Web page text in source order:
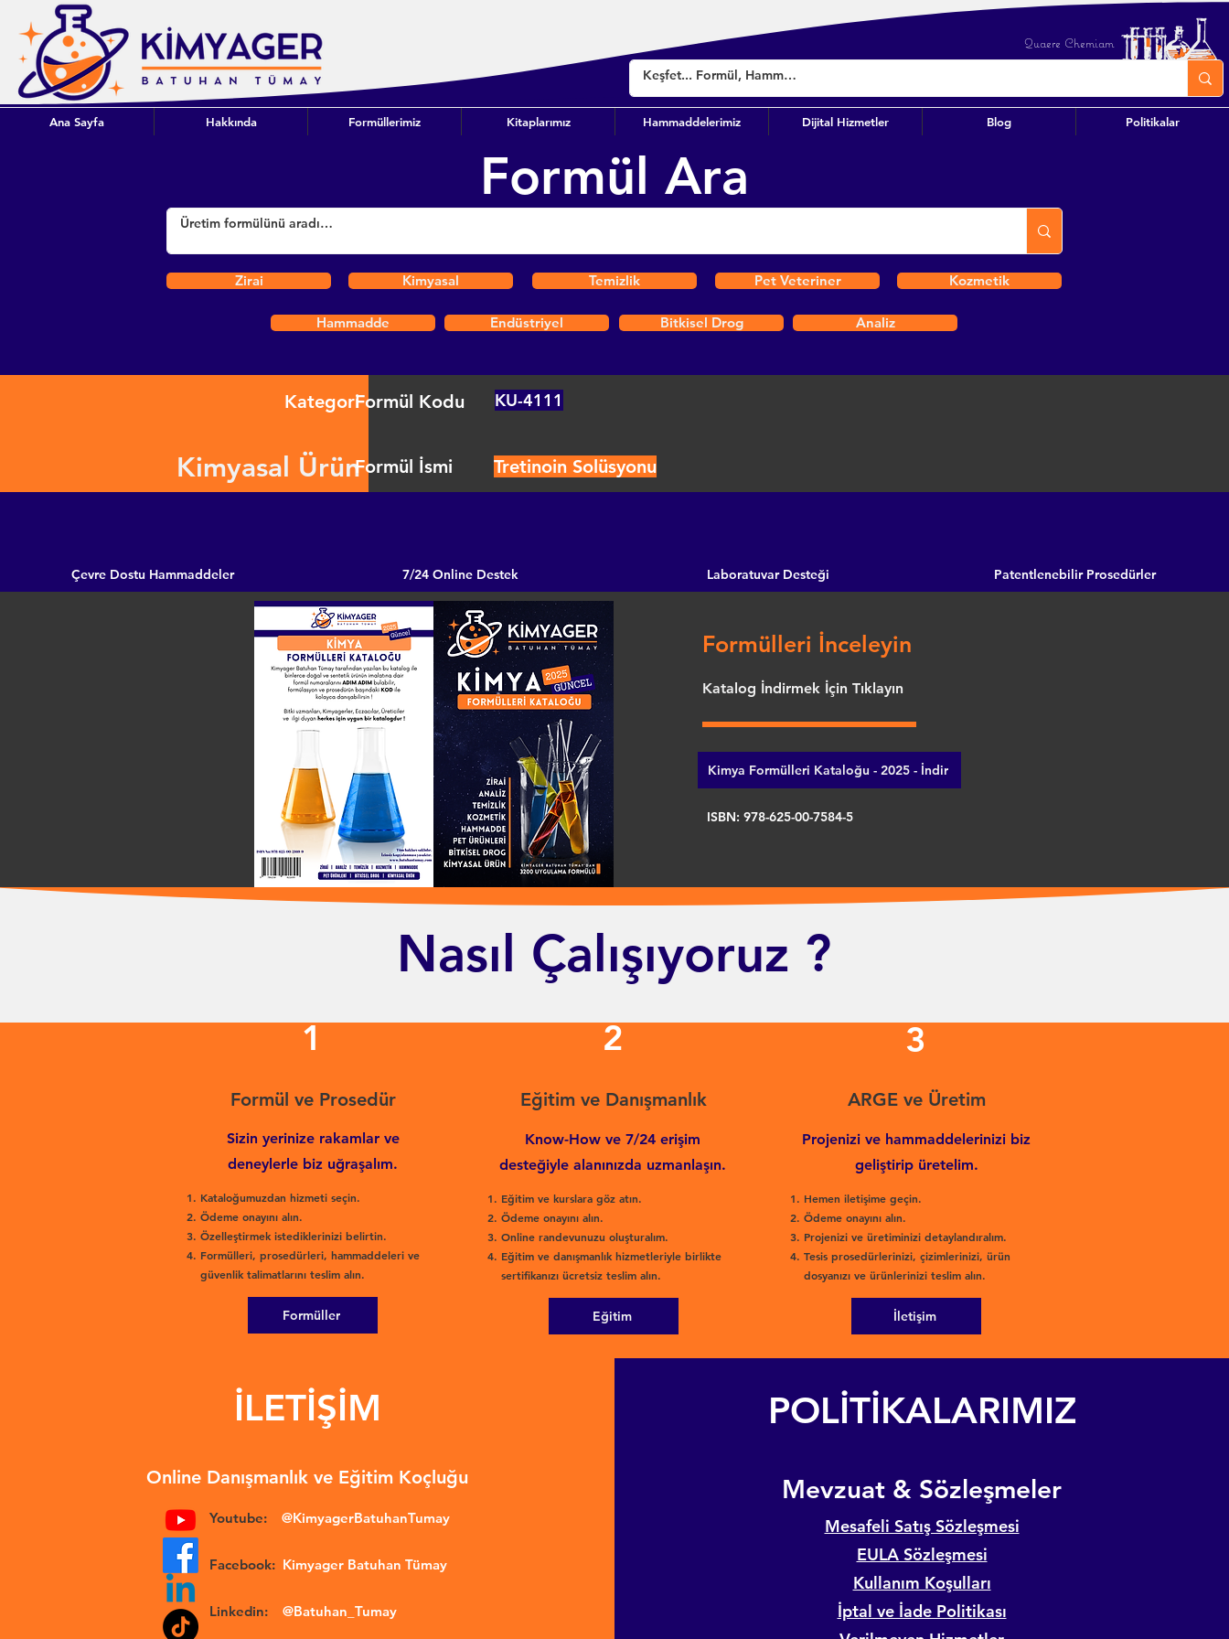
Quaere Chemiam
Ana Sayfa Hakkında Formüllerimiz Kitaplarımız Hammaddelerimiz Dijital Hizmetler Blog Politikalar
Formül Ara
Zirai Kimyasal Temizlik Pet Veteriner Kozmetik
Hammadde Endüstriyel Bitkisel Drog Analiz
Kategori
Kimyasal Ürün
Formül Kodu KU-4111
Formül İsmi Tretinoin Solüsyonu
Çevre Dostu Hammaddeler 7/24 Online Destek Laboratuvar Desteği Patentlenebilir Prosedürler
Formülleri İnceleyin
Katalog İndirmek İçin Tıklayın
Kimya Formülleri Kataloğu - 2025 - İndir
ISBN: 978-625-00-7584-5
Nasıl Çalışıyoruz ?
1
Formül ve Prosedür
Sizin yerinize rakamlar ve
deneylerle biz uğraşalım.
Kataloğumuzdan hizmeti seçin.
Ödeme onayını alın.
Özelleştirmek istediklerinizi belirtin.
Formülleri, prosedürleri, hammaddeleri ve
güvenlik talimatlarını teslim alın.
Formüller
2
Eğitim ve Danışmanlık
Know-How ve 7/24 erişim
desteğiyle alanınızda uzmanlaşın.
Eğitim ve kurslara göz atın.
Ödeme onayını alın.
Online randevunuzu oluşturalım.
Eğitim ve danışmanlık hizmetleriyle birlikte
sertifikanızı ücretsiz teslim alın.
Eğitim
3
ARGE ve Üretim
Hemen iletişime geçin.
Ödeme onayını alın.
Projenizi ve üretiminizi detaylandıralım.
Tesis prosedürlerinizi, çizimlerinizi, ürün
dosyanızı ve ürünlerinizi teslim alın.
Projenizi ve hammaddelerinizi biz
geliştirip üretelim.
İletişim
İLETİŞİM
Online Danışmanlık ve Eğitim Koçluğu
Youtube: @KimyagerBatuhanTumay
Facebook: Kimyager Batuhan Tümay
Linkedin: @Batuhan_Tumay
POLİTİKALARIMIZ
​Mevzuat & Sözleşmeler
Mesafeli Satış Sözleşmesi
EULA Sözleşmesi
Kullanım Koşulları
İptal ve İade Politikası